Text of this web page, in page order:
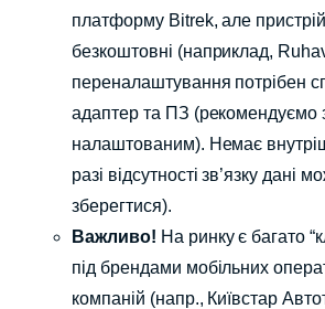
платформу Bitrek, але
безкоштовні (наприклад,
переналаштування потрібен
адаптер та ПЗ (рекомендуємо
налаштованим). Немає
разі відсутності зв’язку дані
зберегтися).
Важливо! На ринку є багато
під брендами мобільних
компаній (напр., Київстар